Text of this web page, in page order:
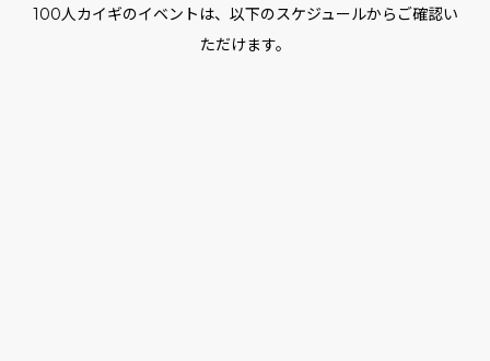
100人カイギのイベントは、以下のスケジュールからご確認い
ただけます。